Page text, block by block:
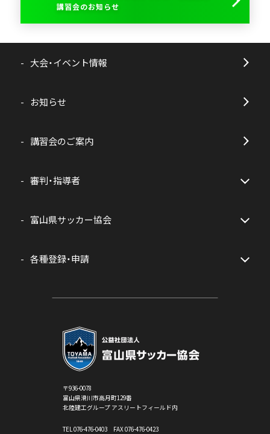
講習会のお知らせ
大会・イベント情報
お知らせ
講習会のご案内
審判・指導者
富山県サッカー協会
各種登録・申請
〒936-0078
富山県滑川市高月町129番
北陸建工グループ アスリートフィールド内
TEL 076-476-0403 FAX 076-476-0423